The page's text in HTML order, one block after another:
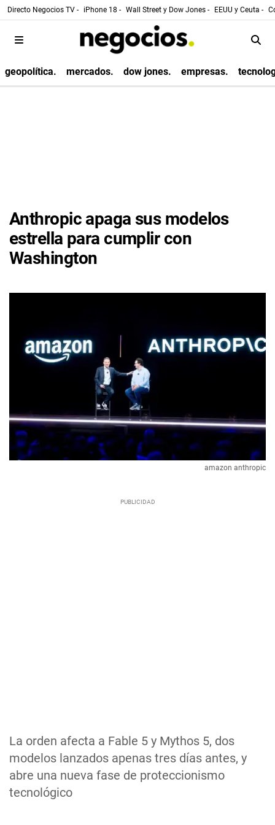
Directo Negocios TV - iPhone 18 - Wall Street y Dow Jones - EEUU y Ceuta -
geopolítica. mercados. dow jones. empresas.
Anthropic apaga sus modelos
estrella para cumplir con
Washington
La orden afecta a Fable 5 y Mythos 5, dos
modelos lanzados apenas tres días antes, y
abre una nueva fase de proteccionismo
tecnológico
amazon anthropic